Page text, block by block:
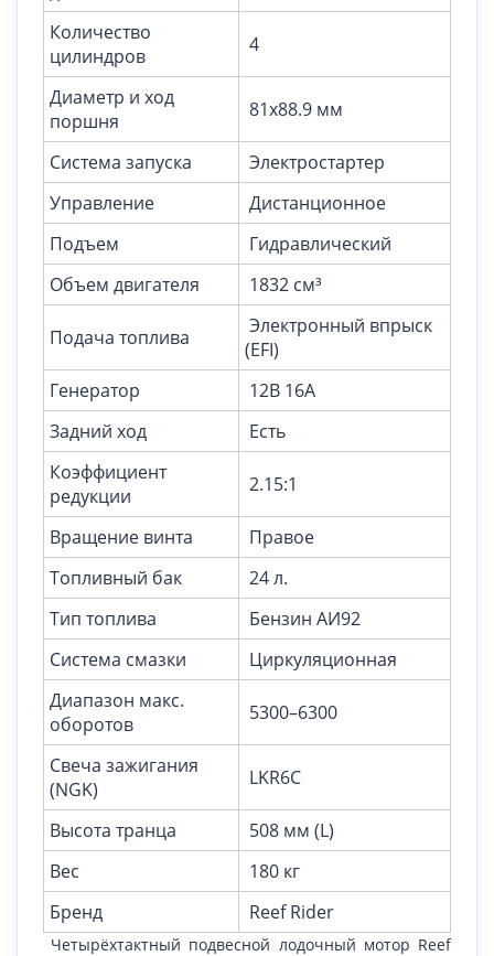
Количество
цилиндров
4
Диаметр и ход
поршня
81х88.9 мм
Система запуска
Электростартер
Управление
Дистанционное
Подъем
Гидравлический
Объем двигателя
1832 см³
Подача топлива
Электронный впрыск
(EFI)
Генератор
12В 16А
Задний ход
Есть
Коэффициент
редукции
2.15:1
Вращение винта
Правое
Топливный бак
24 л.
Тип топлива
Бензин АИ92
Система смазки
Циркуляционная
Диапазон макс.
оборотов
5300–6300
Свеча зажигания
(NGK)
LKR6C
Высота транца
508 мм (L)
Вес
180 кг
Бренд
Reef Rider
Четырёхтактный подвесной лодочный мотор Reef